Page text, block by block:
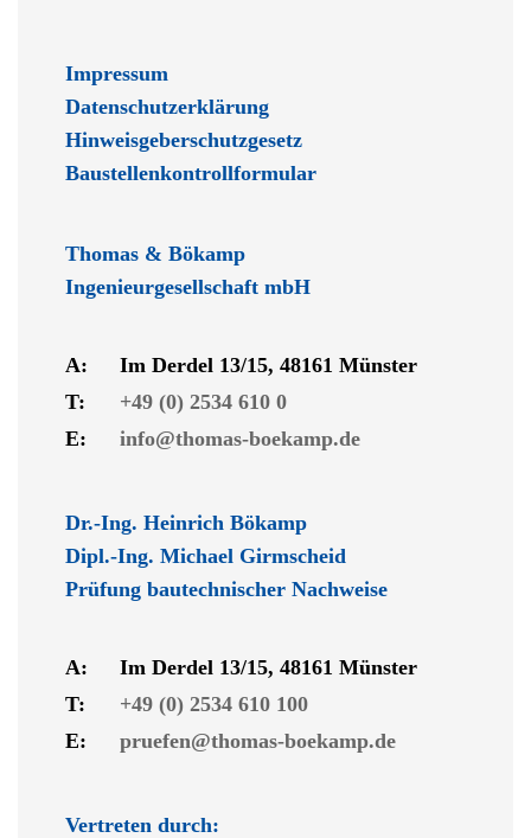
Impressum
Datenschutzerklärung
Hinweisgeberschutzgesetz
Baustellenkontrollformular
Thomas & Bökamp
Ingenieurgesellschaft mbH
A:
Im Derdel 13/15, 48161 Münster
T:
+49 (0) 2534 610 0
E:
info@thomas-boekamp.de
Dr.-Ing. Heinrich Bökamp
Dipl.-Ing. Michael Girmscheid
Prüfung bautechnischer Nachweise
A:
Im Derdel 13/15, 48161 Münster
T:
+49 (0) 2534 610 100
E:
pruefen@thomas-boekamp.de
Vertreten durch: